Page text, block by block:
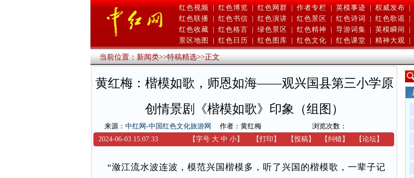
红色视频 | 红色博览 | 红色网群 | 作者专栏 | 英模事迹 | 权威发布 |
红色联播
红色书信 红色演讲 红色景区 红色诗词 红色歌谣
红色收藏
红色格言 绿色景区 红色精神 导游词集 英模瞬间
景区地图
红色日历 红色图库 红色文化 红色课堂 精神大观
当前位置：新闻类>>特稿精选>>正文
黄红梅：楷模如歌，师恩如海——观兴国县第三小学原
创情景剧《楷模如歌》印象（组图）
来源： 中红网-中国红色文化旅游网 作者：黄红梅
浏览次数：
2024-06-03 15:07:33
【字号 大 中 小】 【打印 】 【投稿】 【纠错】 【论坛】
“潋江流水波连波，模范兴国楷模多，听了兴国的楷模歌，一辈子记